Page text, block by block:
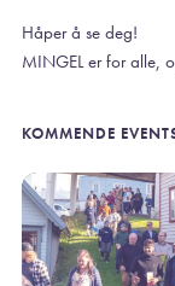
Håper å se deg!
MINGEL er for alle,
KOMMENDE